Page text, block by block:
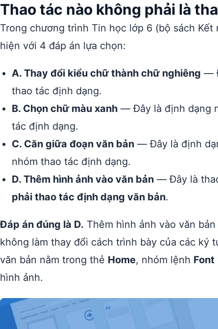
Thao tác nào không phải là
Trong chương trình Tin học lớp 6 (bộ sách
hiện với 4 đáp án lựa chọn:
A. Thay đổi kiểu chữ thành chữ nghiêng —
thao tác định dạng.
B. Chọn chữ màu xanh — Đây là định dạng
tác định dạng.
C. Căn giữa đoạn văn bản — Đây là định
nhóm thao tác định dạng.
D. Thêm hình ảnh vào văn bản — Đây là
phải thao tác định dạng văn bản.
Đáp án đúng là D. Thêm hình ảnh vào văn
không làm thay đổi cách trình bày của các ký
văn bản nằm trong thẻ Home, nhóm lệnh Font
hình ảnh.